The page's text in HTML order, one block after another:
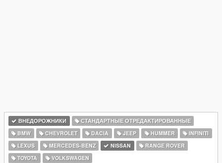
ВНЕДОРОЖНИКИ
СТАНДАРТНЫЕ ОТРЕДАКТИРОВАННЫЕ
BMW
CHEVROLET DACIA JEEP HUMMER
INFINITI
LEXUS
MERCEDES-BENZ NISSAN
RANGE ROVER
TOYOTA
VOLKSWAGEN